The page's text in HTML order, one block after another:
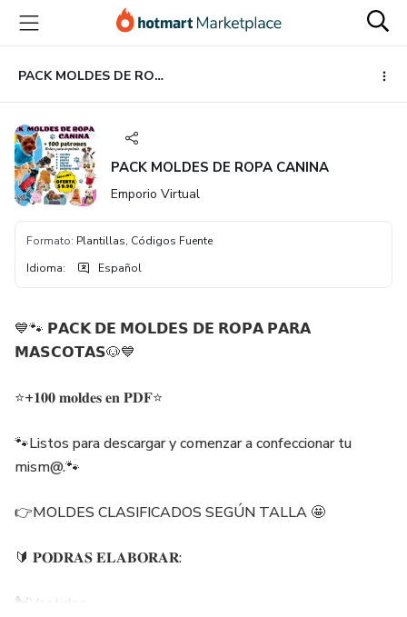
principal
página
de
página
PACK MOLDES DE ROPA CANINA
PACK MOLDES DE ROPA CANINA
Emporio Virtual
Formato: Plantillas, Códigos Fuente
Idioma: Español
💙🐾 𝗣𝗔𝗖𝗞 𝗗𝗘 𝗠𝗢𝗟𝗗𝗘𝗦 𝗗𝗘 𝗥𝗢𝗣𝗔 𝗣𝗔𝗥𝗔
𝗠𝗔𝗦𝗖𝗢𝗧𝗔𝗦🐶💙
⭐+𝟏𝟎𝟎 𝐦𝐨𝐥𝐝𝐞𝐬 𝐞𝐧 𝐏𝐃𝐅⭐
🐾Listos para descargar y comenzar a confeccionar tu
mism@.🐾
👉MOLDES CLASIFICADOS SEGÚN TALLA 🤩
🔰 𝐏𝐎𝐃𝐑𝐀𝐒 𝐄𝐋𝐀𝐁𝐎𝐑𝐀𝐑:
🐩Vestidos